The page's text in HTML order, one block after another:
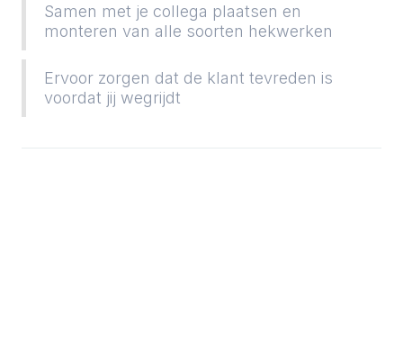
Samen met je collega plaatsen en
monteren van alle soorten hekwerken
Ervoor zorgen dat de klant tevreden is
voordat jij wegrijdt